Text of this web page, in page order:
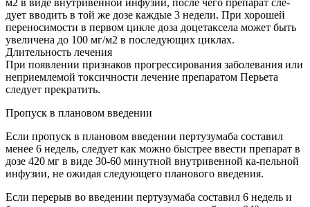
дует вводить в той же дозе каждые 3 недели. При хорошей
переносимости в первом цикле доза доцетаксела может быть
увеличена до 100 мг/м2 в последующих циклах.
Длительность лечения
При появлении признаков прогрессирования заболевания или
неприемлемой токсичности лечение препаратом Перьета
следует прекратить.
Пропуск в плановом введении
Если пропуск в плановом введении пертузумаба составил
менее 6 недель, следует как можно быстрее ввести препарат в
дозе 420 мг в виде 30-60 минутной внутривенной ка-пельной
инфузии, не ожидая следующего планового введения.
Если перерыв во введении пертузумаба составил 6 недель и